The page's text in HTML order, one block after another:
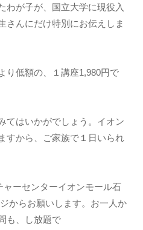
わが子が、国立大学に現役入
さんにだけ特別にお伝えしま
り低額の、１講座1,980円で
てはいかがでしょう。イオン
すから、ご家族で１日いられ
ーセンターイオンモール石
からお願いします。お一人か
も、し放題で